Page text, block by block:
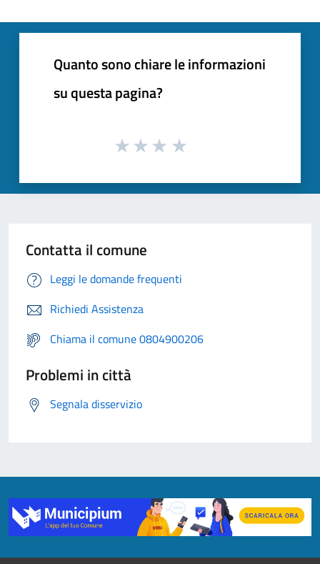
Quanto sono chiare le informazioni
su questa pagina?
Contatta il comune
Leggi le domande frequenti
Richiedi Assistenza
Chiama il comune 0804900206
Problemi in città
Segnala disservizio